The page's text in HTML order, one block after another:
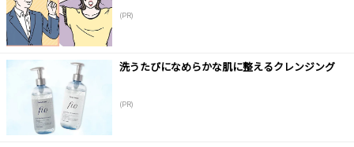
(PR)
洗うたびになめらかな肌に整えるクレンジング
(PR)